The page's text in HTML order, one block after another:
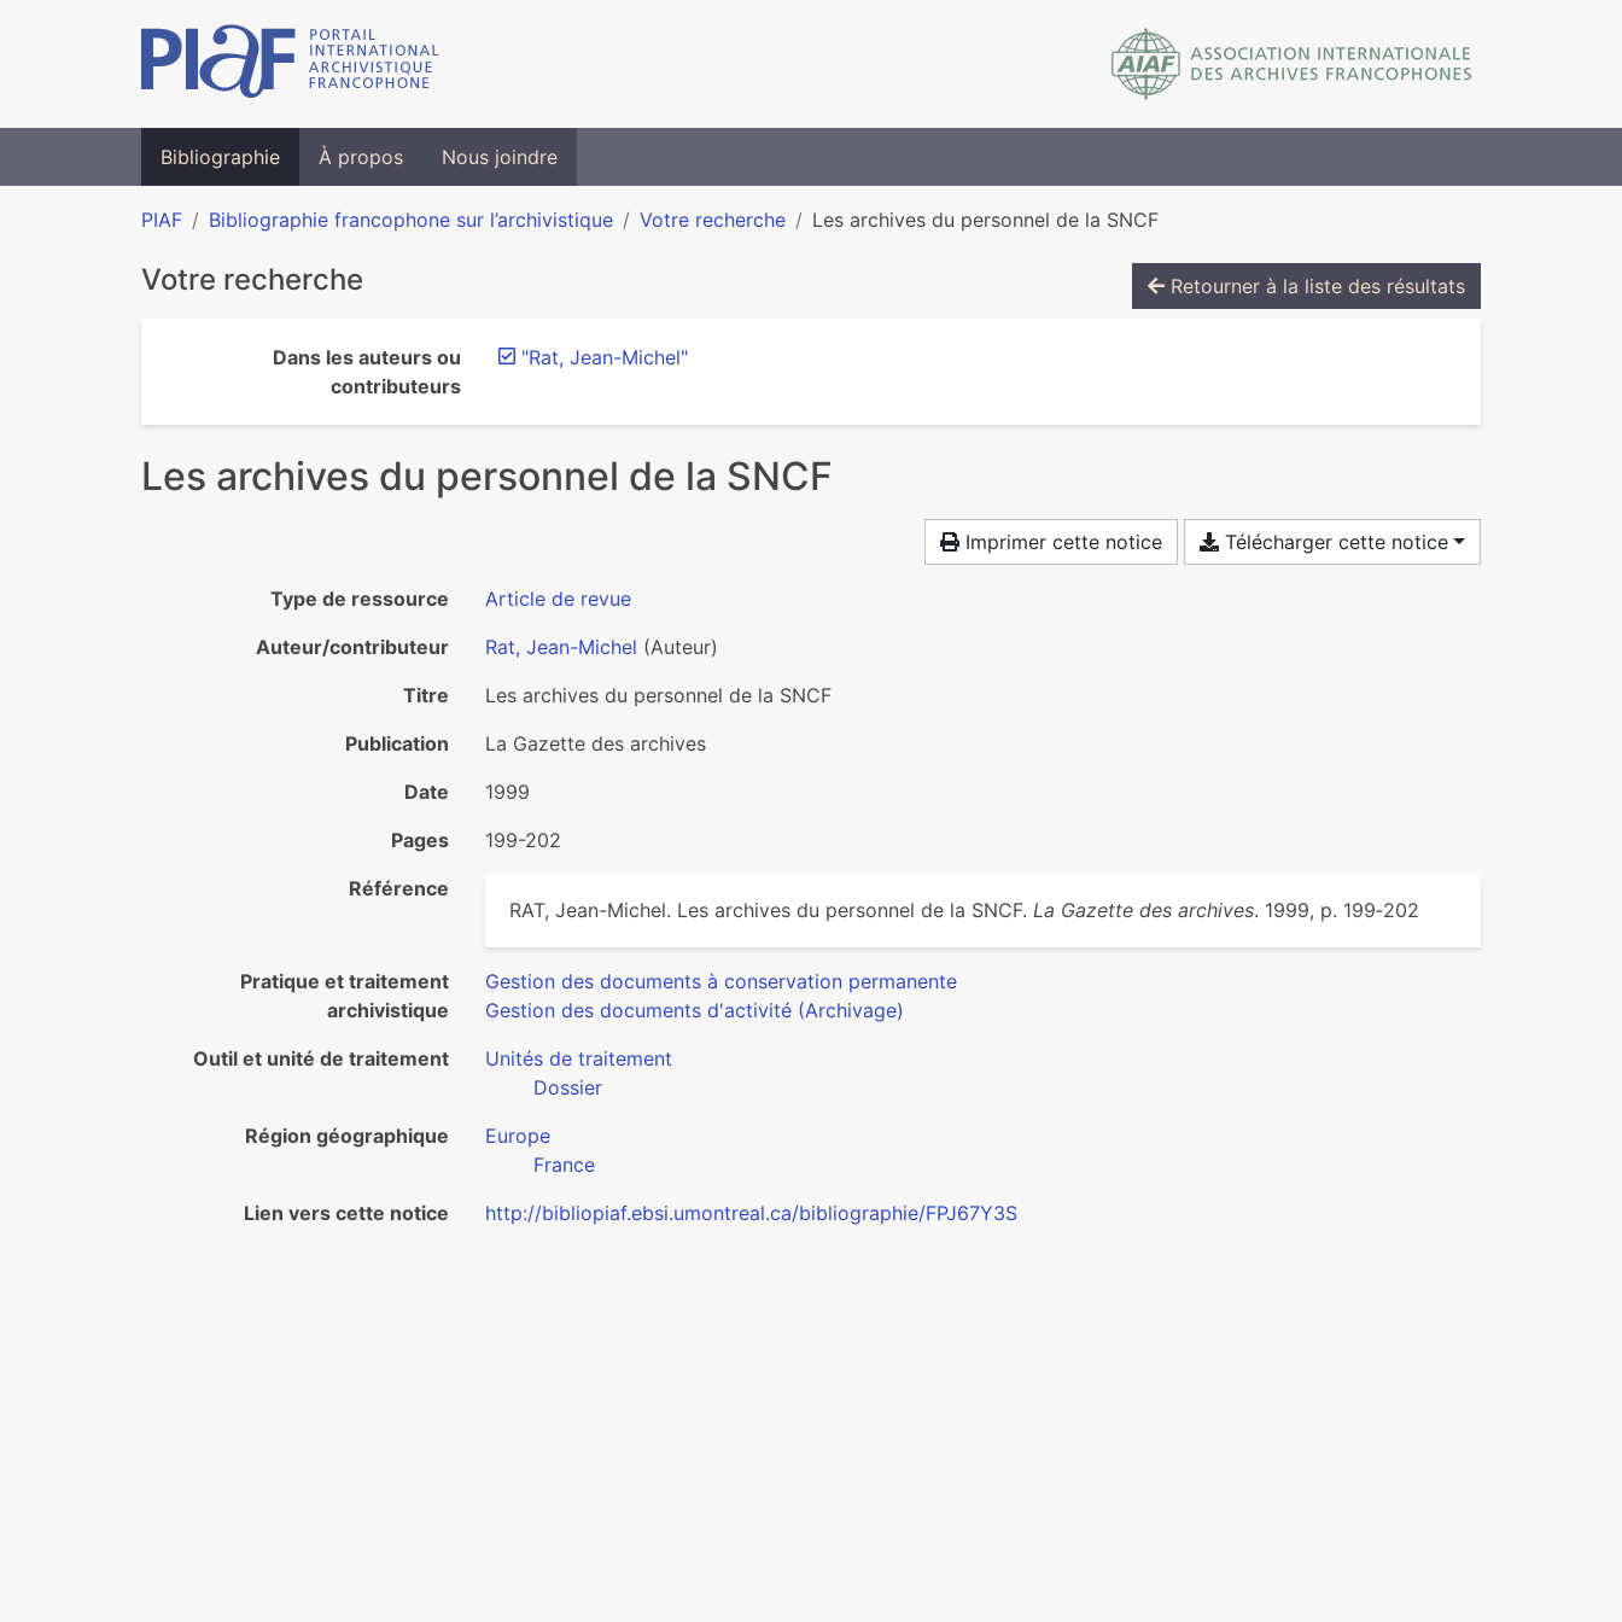
Bibliographie À propos Nous joindre
PIAF Bibliographie francophone sur l’archivistique Votre recherche Les archives du personnel de la SNCF
Votre recherche Retourner à la liste des résultats
Dans les auteurs ou
contributeurs
"Rat, Jean-Michel"
Les archives du personnel de la SNCF
Imprimer cette notice Télécharger cette notice
Type de ressource
Article de revue
Auteur/contributeur
Rat, Jean-Michel (Auteur)
Titre
Les archives du personnel de la SNCF
Publication
La Gazette des archives
Date
1999
Pages
199-202
Référence
RAT, Jean-Michel. Les archives du personnel de la SNCF. La Gazette des archives. 1999, p. 199‑202
Pratique et traitement
archivistique
Gestion des documents à conservation permanente
Gestion des documents d'activité (Archivage)
Outil et unité de traitement
Unités de traitement
Dossier
Région géographique
Europe
France
Lien vers cette notice
http://bibliopiaf.ebsi.umontreal.ca/bibliographie/FPJ67Y3S